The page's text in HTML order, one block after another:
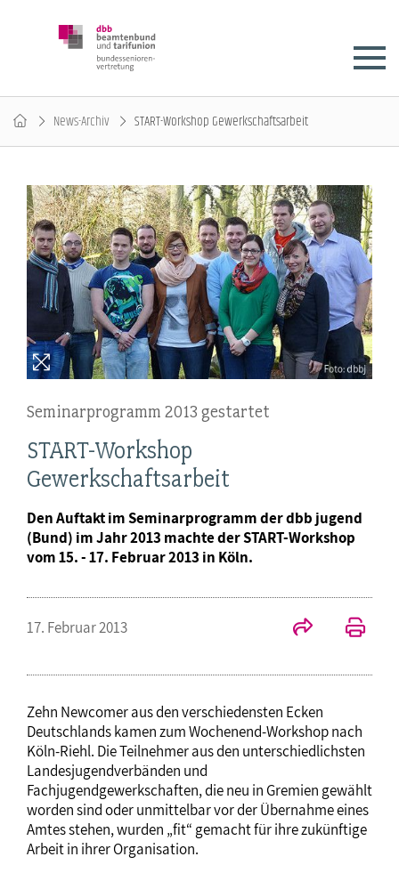
News-Archiv START-Workshop Gewerkschaftsarbeit
Seminarprogramm 2013 gestartet
START-Workshop
Gewerkschaftsarbeit
Den Auftakt im Seminarprogramm der dbb jugend
(Bund) im Jahr 2013 machte der START-Workshop
vom 15. - 17. Februar 2013 in Köln.
17. Februar 2013
Zehn Newcomer aus den verschiedensten Ecken
Deutschlands kamen zum Wochenend-Workshop nach
Köln-Riehl. Die Teilnehmer aus den unterschiedlichsten
Landesjugendverbänden und
Fachjugendgewerkschaften, die neu in Gremien gewählt
worden sind oder unmittelbar vor der Übernahme eines
Amtes stehen, wurden „fit“ gemacht für ihre zukünftige
Arbeit in ihrer Organisation.